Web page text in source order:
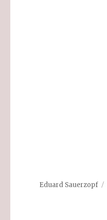
Eduard Sauerzopf